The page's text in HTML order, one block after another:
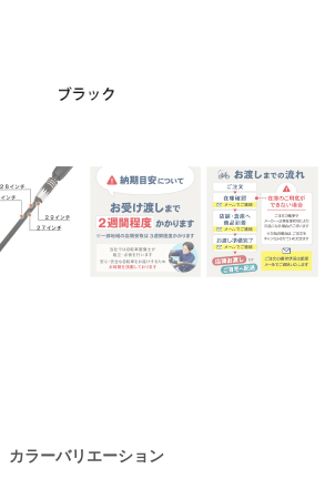
カラーバリエーション